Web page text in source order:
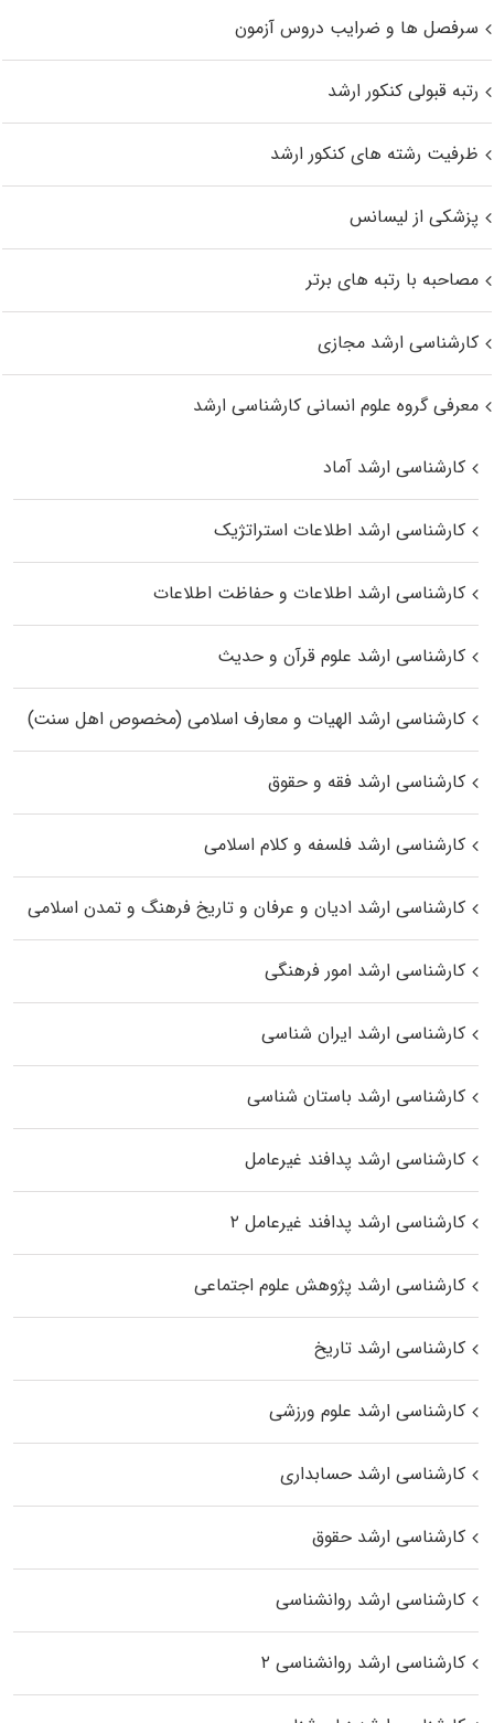
سرفصل ها و ضرایب دروس آزمون
رتبه قبولی کنکور ارشد
ظرفیت رشته های کنکور ارشد
پزشکی از لیسانس
مصاحبه با رتبه های برتر
کارشناسی ارشد مجازی
معرفی گروه علوم انسانی کارشناسی ارشد
کارشناسی ارشد آماد
کارشناسی ارشد اطلاعات استراتژیک
کارشناسی ارشد اطلاعات و حفاظت اطلاعات
کارشناسی ارشد علوم قرآن و حدیث
کارشناسی ارشد الهیات و معارف اسلامی (مخصوص اهل سنت)
کارشناسی ارشد فقه و حقوق
کارشناسی ارشد فلسفه و کلام اسلامی
کارشناسی ارشد ادیان و عرفان و تاریخ فرهنگ و تمدن اسلامی
کارشناسی ارشد امور فرهنگی
کارشناسی ارشد ایران شناسی
کارشناسی ارشد باستان شناسی
کارشناسی ارشد پدافند غیرعامل
کارشناسی ارشد پدافند غیرعامل ۲
کارشناسی ارشد پژوهش علوم اجتماعی
کارشناسی ارشد تاریخ
کارشناسی ارشد علوم ورزشی
کارشناسی ارشد حسابداری
کارشناسی ارشد حقوق
کارشناسی ارشد روانشناسی
کارشناسی ارشد روانشناسی ۲